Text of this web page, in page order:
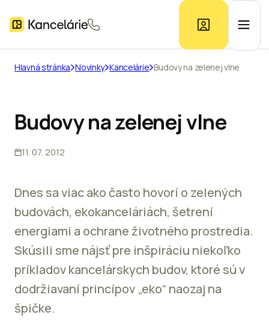
Prieskum trhu
Inzerát
Hlavná stránka Novinky Kancelárie Budovy na zelenej vlne
Budovy na zelenej vlne
11. 07. 2012
Dnes sa viac ako často hovorí o zelených
budovách, ekokanceláriách, šetrení
energiami a ochrane životného prostredia.
Skúsili sme nájsť pre inšpiráciu niekoľko
príkladov kancelárskych budov, ktoré sú v
dodržiavaní princípov „eko“ naozaj na
špičke.